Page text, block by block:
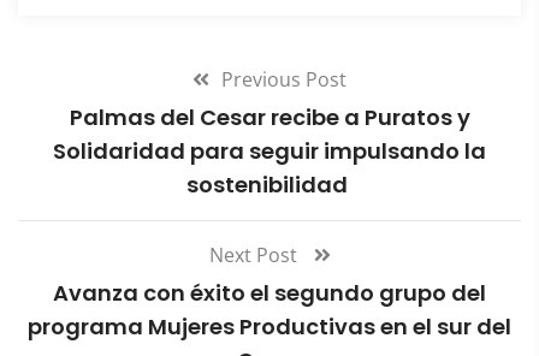
Previous Post
Palmas del Cesar recibe a Puratos y
Solidaridad para seguir impulsando la
sostenibilidad
Next Post
Avanza con éxito el segundo grupo del
programa Mujeres Productivas en el sur del